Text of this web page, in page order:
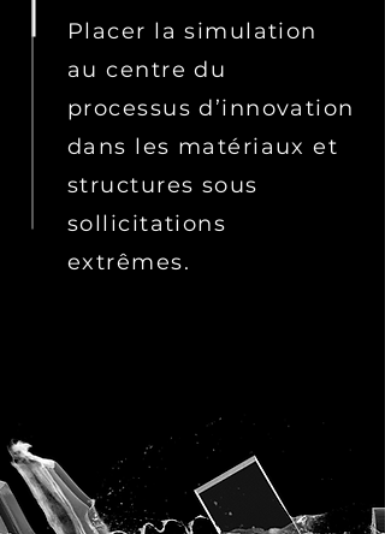
Placer la simulation
au centre du
processus d’innovation
dans les matériaux et
structures sous
sollicitations
extrêmes.